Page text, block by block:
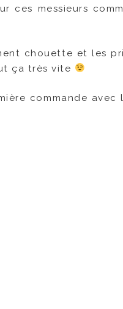
ces messieurs
chouette et les
ça très vite
commande avec